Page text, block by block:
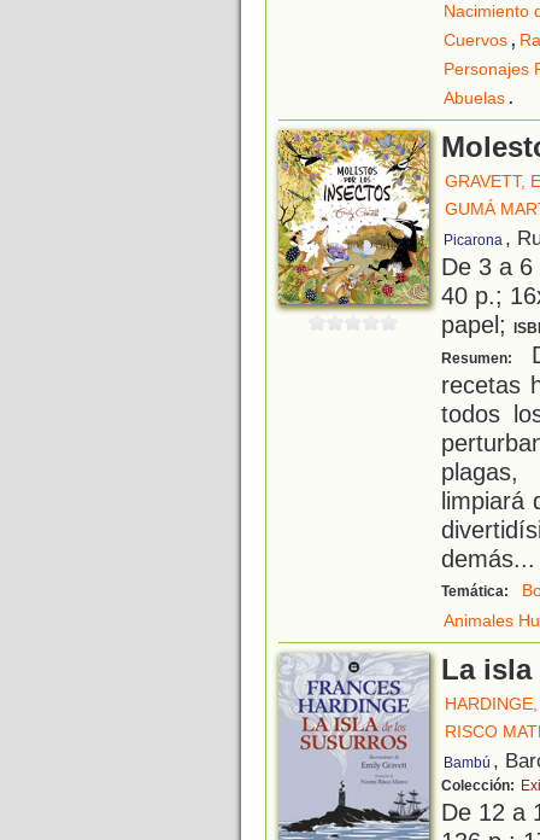
Nacimiento
Cuervos,
Personajes
Abuelas.
GRAVETT,
GUMÁ
Picarona ,
De 3 a
40 p.;
papel;
Resumen:
recetas
todos
plagas,
limpiará
demás...
Temática:
Animales
La
RISCO
Bambú ,
Colección:
De 12 a